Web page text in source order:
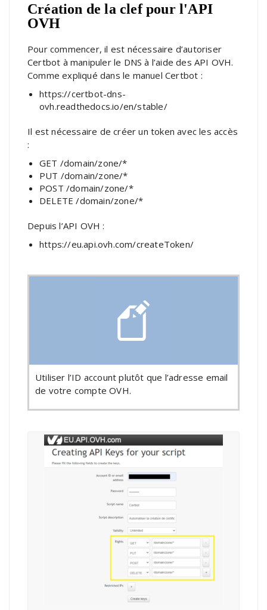
Création de la clef pour l'API
OVH
Pour commencer, il est nécessaire d’autoriser
Certbot à manipuler le DNS à l’aide des API OVH.
Comme expliqué dans le manuel Certbot :
https://certbot-dns-
ovh.readthedocs.io/en/stable/
Il est nécessaire de créer un token avec les accès
:
GET /domain/zone/*
PUT /domain/zone/*
POST /domain/zone/*
DELETE /domain/zone/*
Depuis l’API OVH :
https://eu.api.ovh.com/createToken/
Utiliser l’ID account plutôt que l’adresse email
de votre compte OVH.